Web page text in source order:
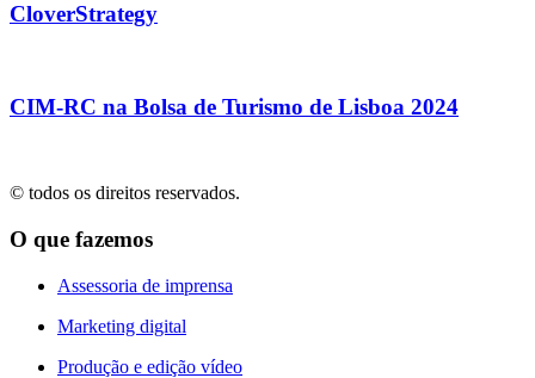
CloverStrategy
CIM-RC na Bolsa de Turismo de Lisboa 2024
© todos os direitos reservados.
O que fazemos
Assessoria de imprensa
Marketing digital
Produção e edição vídeo